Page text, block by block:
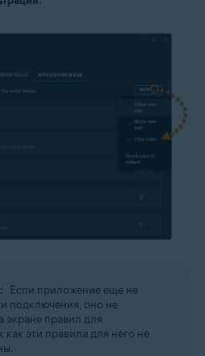
Если приложение еще не
подключения, оно не
экране правил для
как эти правила для него не